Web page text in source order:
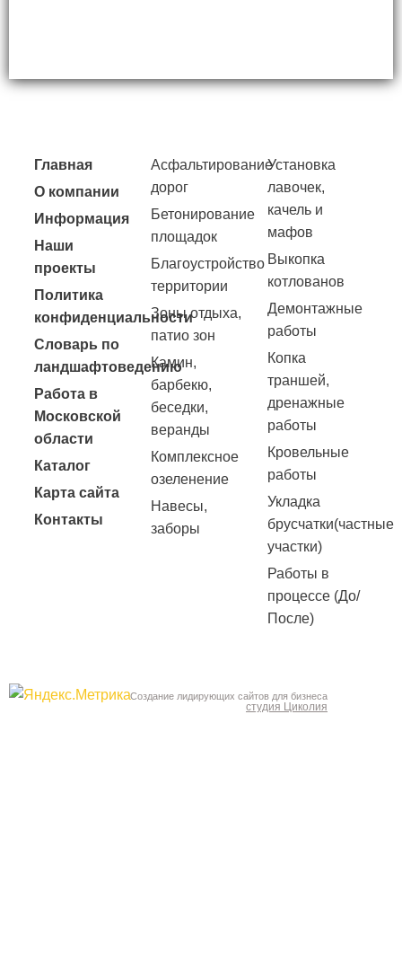
Главная
О компании
Информация
Наши
проекты
Политика
конфиденциальности
Словарь по
ландшафтоведению
Работа в
Московской
области
Каталог
Карта сайта
Контакты
Асфальтирование
дорог
Бетонирование
площадок
Благоустройство
территории
Зоны отдыха,
патио зон
Камин,
барбекю,
беседки,
веранды
Комплексное
озеленение
Навесы,
заборы
Установка
лавочек,
качель и
мафов
Выкопка
котлованов
Демонтажные
работы
Копка
траншей,
дренажные
работы
Кровельные
работы
Укладка
брусчатки(частные
участки)
Работы в
процессе (До/
После)
Создание лидирующих сайтов для бизнеса
студия Циколия